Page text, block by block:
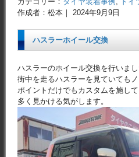
作成者：松本｜ 2024年9月9日
ハスラーホイール交換
ハスラーのホイール交換を行いまし
街中を走るハスラーを見ていても
ポイントだけでもカスタムを施し
多く見かける気がします。